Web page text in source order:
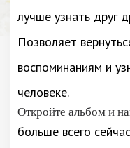
лучше узнать друг
Позволяет
воспоминаниям и
человеке.
Откройте альбом и
больше всего